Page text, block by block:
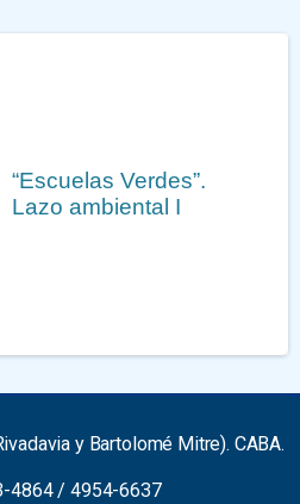
“Escuelas Verdes”.
Lazo ambiental I
y Bartolomé Mitre). CABA.
4864/4954-6637